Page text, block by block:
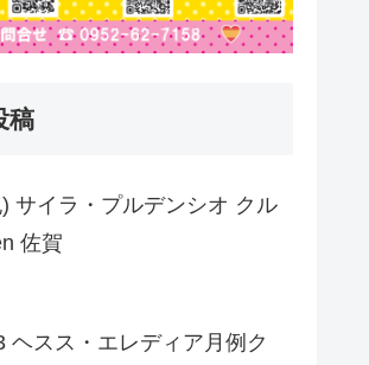
稿
サイラ・プルデンシオ クル
佐賀
ヘスス・エレディア月例ク